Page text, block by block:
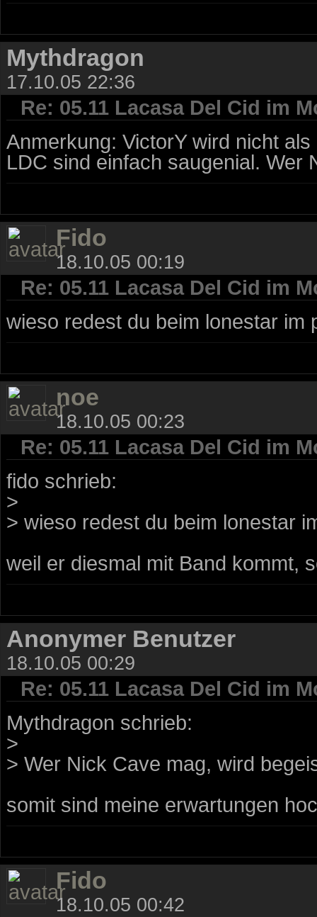
Mythdragon
17.10.05 22:36
Re: 05.11 Lacasa Del Cid im
Anmerkung: VictorY wird nicht
LDC sind einfach saugenial. Wer
Fido
18.10.05 00:19
Re: 05.11 Lacasa Del Cid im
wieso redest du beim lonestar im
noe
18.10.05 00:23
Re: 05.11 Lacasa Del Cid im
fido schrieb:
>
> wieso redest du beim lonestar
weil er diesmal mit Band kommt,
Anonymer Benutzer
18.10.05 00:29
Re: 05.11 Lacasa Del Cid im
Mythdragon schrieb:
>
> Wer Nick Cave mag, wird
somit sind meine erwartungen
Fido
18.10.05 00:42